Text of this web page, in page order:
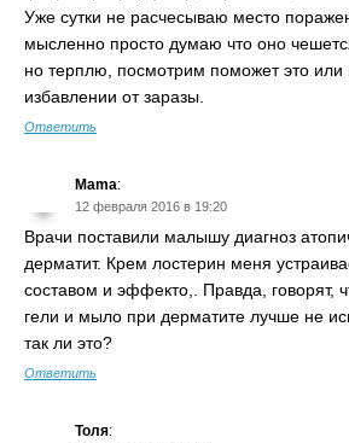
Уже сутки не расчесываю место
мысленно просто думаю что оно
но терплю, посмотрим поможет это или
избавлении от заразы.
Ответить
Mama:
12 февраля 2016 в 19:20
Врачи поставили малышу диагноз
дерматит. Крем лостерин меня
составом и эффекто,. Правда, говорят,
гели и мыло при дерматите лучше не
так ли это?
Ответить
Толя: